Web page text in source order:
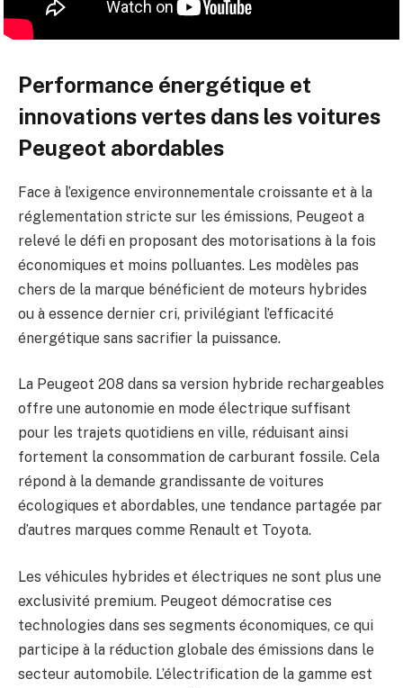
Performance énergétique et
innovations vertes dans les voitures
Peugeot abordables
Face à l’exigence environnementale croissante et à la
réglementation stricte sur les émissions, Peugeot a
relevé le défi en proposant des motorisations à la fois
économiques et moins polluantes. Les modèles pas
chers de la marque bénéficient de moteurs hybrides
ou à essence dernier cri, privilégiant l’efficacité
énergétique sans sacrifier la puissance.
La Peugeot 208 dans sa version hybride rechargeables
offre une autonomie en mode électrique suffisant
pour les trajets quotidiens en ville, réduisant ainsi
fortement la consommation de carburant fossile. Cela
répond à la demande grandissante de voitures
écologiques et abordables, une tendance partagée par
d’autres marques comme Renault et Toyota.
Les véhicules hybrides et électriques ne sont plus une
exclusivité premium. Peugeot démocratise ces
technologies dans ses segments économiques, ce qui
participe à la réduction globale des émissions dans le
secteur automobile. L’électrification de la gamme est